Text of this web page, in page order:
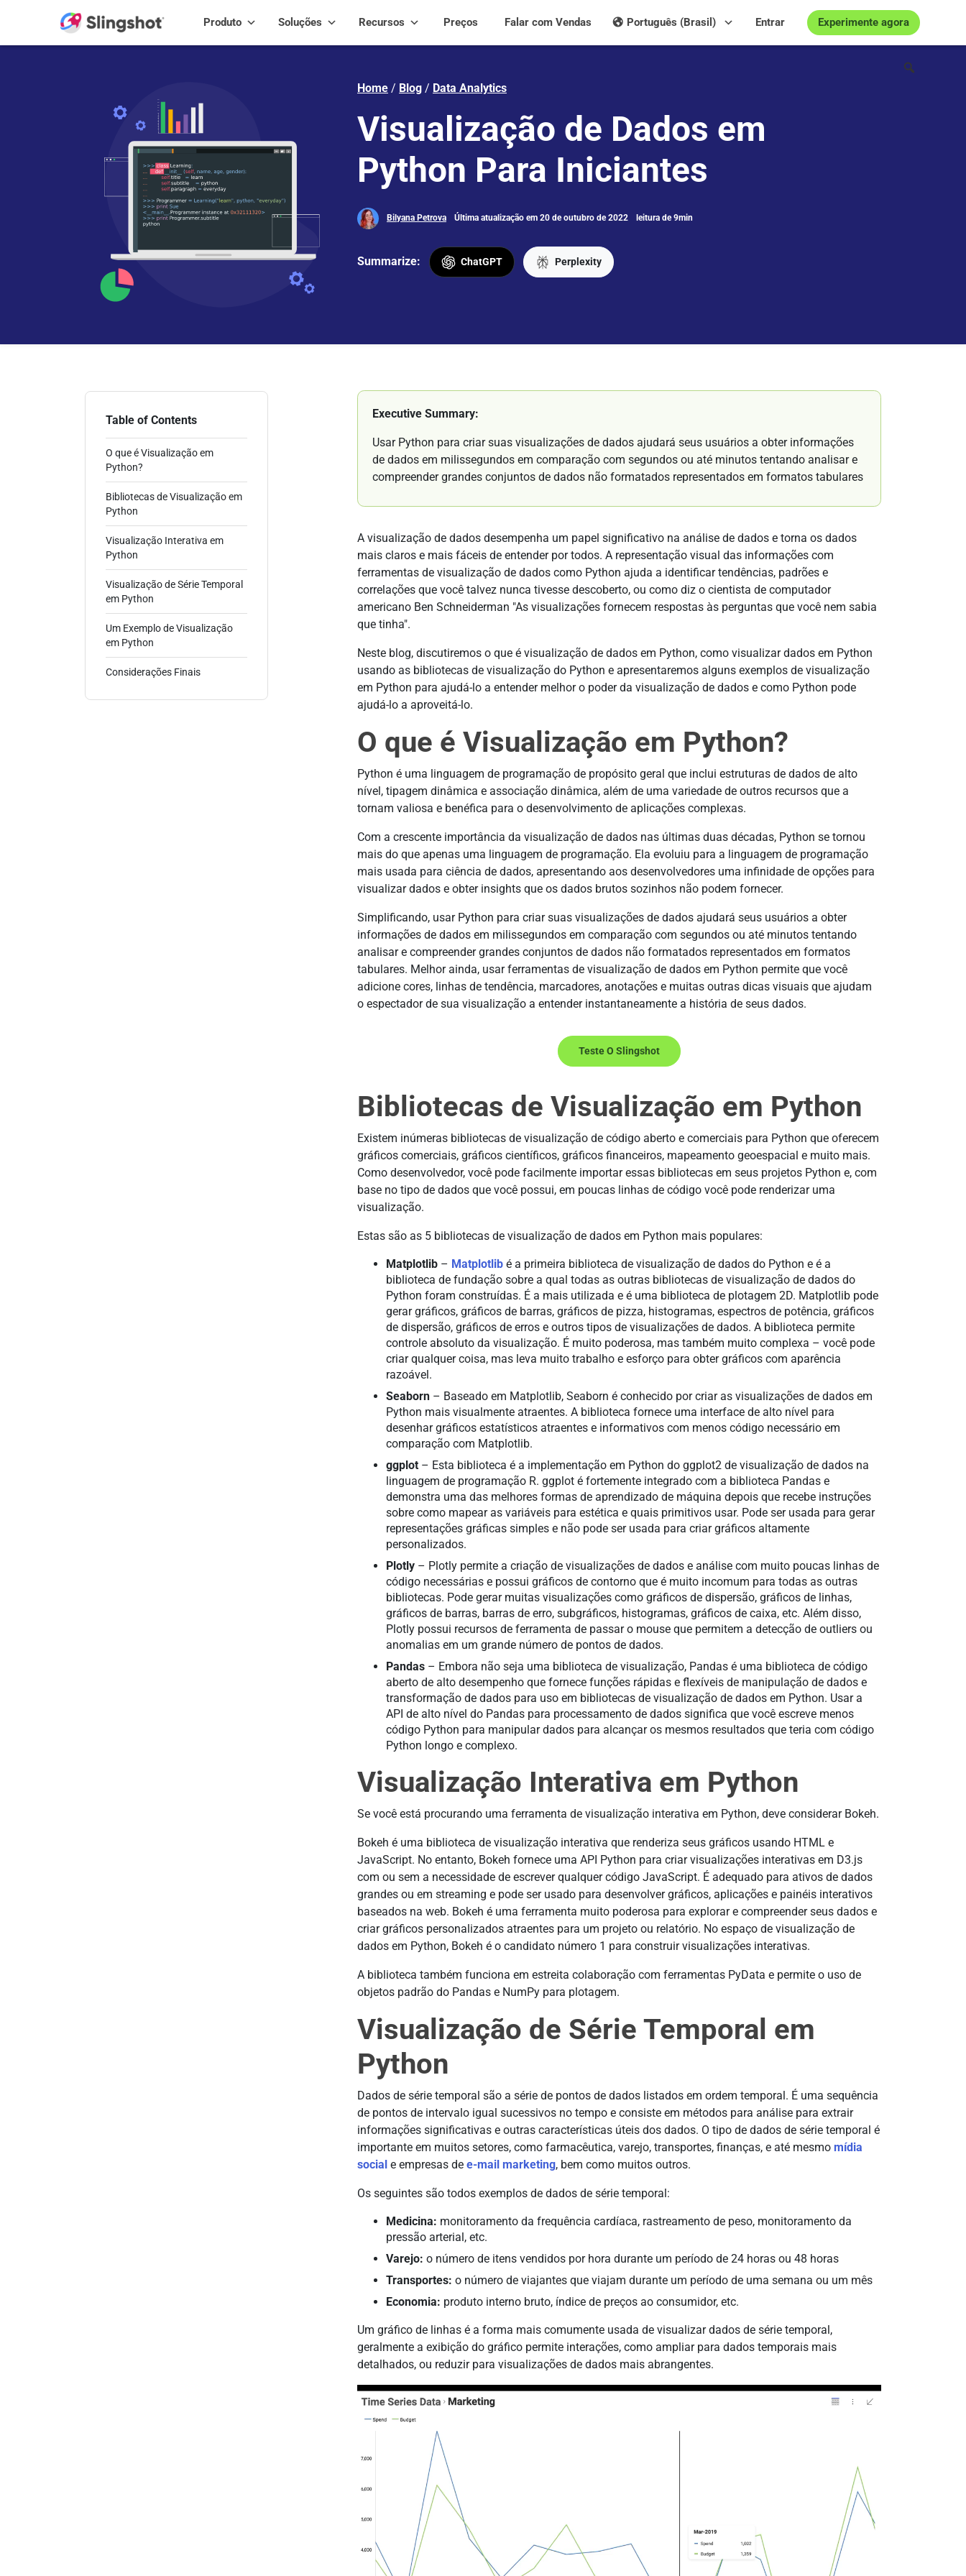
Produto Soluções Recursos Preços Experimente agora
Entrar
Português (Brasil)
Falar com Vendas
Home / Blog / Data Analytics
Visualização de Dados em
Python Para Iniciantes
Bilyana Petrova Última atualização em 20 de outubro de 2022 leitura de 9min
Summarize: ChatGPT Perplexity
Table of Contents
O que é Visualização em
Python?
Bibliotecas de Visualização em
Python
Visualização Interativa em
Python
Visualização de Série Temporal
em Python
Um Exemplo de Visualização
em Python
Considerações Finais
Executive Summary:
Usar Python para criar suas visualizações de dados ajudará seus usuários a obter informações
de dados em milissegundos em comparação com segundos ou até minutos tentando analisar e
compreender grandes conjuntos de dados não formatados representados em formatos tabulares
A visualização de dados desempenha um papel significativo na análise de dados e torna os dados
mais claros e mais fáceis de entender por todos. A representação visual das informações com
ferramentas de visualização de dados como Python ajuda a identificar tendências, padrões e
correlações que você talvez nunca tivesse descoberto, ou como diz o cientista de computador
americano Ben Schneiderman "As visualizações fornecem respostas às perguntas que você nem sabia
que tinha".
Neste blog, discutiremos o que é visualização de dados em Python, como visualizar dados em Python
usando as bibliotecas de visualização do Python e apresentaremos alguns exemplos de visualização
em Python para ajudá-lo a entender melhor o poder da visualização de dados e como Python pode
ajudá-lo a aproveitá-lo.
O que é Visualização em Python?
Python é uma linguagem de programação de propósito geral que inclui estruturas de dados de alto
nível, tipagem dinâmica e associação dinâmica, além de uma variedade de outros recursos que a
tornam valiosa e benéfica para o desenvolvimento de aplicações complexas.
Com a crescente importância da visualização de dados nas últimas duas décadas, Python se tornou
mais do que apenas uma linguagem de programação. Ela evoluiu para a linguagem de programação
mais usada para ciência de dados, apresentando aos desenvolvedores uma infinidade de opções para
visualizar dados e obter insights que os dados brutos sozinhos não podem fornecer.
Simplificando, usar Python para criar suas visualizações de dados ajudará seus usuários a obter
informações de dados em milissegundos em comparação com segundos ou até minutos tentando
analisar e compreender grandes conjuntos de dados não formatados representados em formatos
tabulares. Melhor ainda, usar ferramentas de visualização de dados em Python permite que você
adicione cores, linhas de tendência, marcadores, anotações e muitas outras dicas visuais que ajudam
o espectador de sua visualização a entender instantaneamente a história de seus dados.
Teste O Slingshot
Bibliotecas de Visualização em Python
Existem inúmeras bibliotecas de visualização de código aberto e comerciais para Python que oferecem
gráficos comerciais, gráficos científicos, gráficos financeiros, mapeamento geoespacial e muito mais.
Como desenvolvedor, você pode facilmente importar essas bibliotecas em seus projetos Python e, com
base no tipo de dados que você possui, em poucas linhas de código você pode renderizar uma
visualização.
Estas são as 5 bibliotecas de visualização de dados em Python mais populares:
Matplotlib – Matplotlib é a primeira biblioteca de visualização de dados do Python e é a
biblioteca de fundação sobre a qual todas as outras bibliotecas de visualização de dados do
Python foram construídas. É a mais utilizada e é uma biblioteca de plotagem 2D. Matplotlib pode
gerar gráficos, gráficos de barras, gráficos de pizza, histogramas, espectros de potência, gráficos
de dispersão, gráficos de erros e outros tipos de visualizações de dados. A biblioteca permite
controle absoluto da visualização. É muito poderosa, mas também muito complexa – você pode
criar qualquer coisa, mas leva muito trabalho e esforço para obter gráficos com aparência
razoável.
Seaborn – Baseado em Matplotlib, Seaborn é conhecido por criar as visualizações de dados em
Python mais visualmente atraentes. A biblioteca fornece uma interface de alto nível para
desenhar gráficos estatísticos atraentes e informativos com menos código necessário em
comparação com Matplotlib.
ggplot – Esta biblioteca é a implementação em Python do ggplot2 de visualização de dados na
linguagem de programação R. ggplot é fortemente integrado com a biblioteca Pandas e
demonstra uma das melhores formas de aprendizado de máquina depois que recebe instruções
sobre como mapear as variáveis para estética e quais primitivos usar. Pode ser usada para gerar
representações gráficas simples e não pode ser usada para criar gráficos altamente
personalizados.
Plotly – Plotly permite a criação de visualizações de dados e análise com muito poucas linhas de
código necessárias e possui gráficos de contorno que é muito incomum para todas as outras
bibliotecas. Pode gerar muitas visualizações como gráficos de dispersão, gráficos de linhas,
gráficos de barras, barras de erro, subgráficos, histogramas, gráficos de caixa, etc. Além disso,
Plotly possui recursos de ferramenta de passar o mouse que permitem a detecção de outliers ou
anomalias em um grande número de pontos de dados.
Pandas – Embora não seja uma biblioteca de visualização, Pandas é uma biblioteca de código
aberto de alto desempenho que fornece funções rápidas e flexíveis de manipulação de dados e
transformação de dados para uso em bibliotecas de visualização de dados em Python. Usar a
API de alto nível do Pandas para processamento de dados significa que você escreve menos
código Python para manipular dados para alcançar os mesmos resultados que teria com código
Python longo e complexo.
Visualização Interativa em Python
Se você está procurando uma ferramenta de visualização interativa em Python, deve considerar Bokeh.
Bokeh é uma biblioteca de visualização interativa que renderiza seus gráficos usando HTML e
JavaScript. No entanto, Bokeh fornece uma API Python para criar visualizações interativas em D3.js
com ou sem a necessidade de escrever qualquer código JavaScript. É adequado para ativos de dados
grandes ou em streaming e pode ser usado para desenvolver gráficos, aplicações e painéis interativos
baseados na web. Bokeh é uma ferramenta muito poderosa para explorar e compreender seus dados e
criar gráficos personalizados atraentes para um projeto ou relatório. No espaço de visualização de
dados em Python, Bokeh é o candidato número 1 para construir visualizações interativas.
A biblioteca também funciona em estreita colaboração com ferramentas PyData e permite o uso de
objetos padrão do Pandas e NumPy para plotagem.
Visualização de Série Temporal em
Python
Dados de série temporal são a série de pontos de dados listados em ordem temporal. É uma sequência
de pontos de intervalo igual sucessivos no tempo e consiste em métodos para análise para extrair
informações significativas e outras características úteis dos dados. O tipo de dados de série temporal é
importante em muitos setores, como farmacêutica, varejo, transportes, finanças, e até mesmomídia
social e empresas dee-mail marketing, bem como muitos outros.
Os seguintes são todos exemplos de dados de série temporal:
Medicina: monitoramento da frequência cardíaca, rastreamento de peso, monitoramento da
pressão arterial, etc.
Varejo: o número de itens vendidos por hora durante um período de 24 horas ou 48 horas
Transportes: o número de viajantes que viajam durante um período de uma semana ou um mês
Economia: produto interno bruto, índice de preços ao consumidor, etc.
Um gráfico de linhas é a forma mais comumente usada de visualizar dados de série temporal,
geralmente a exibição do gráfico permite interações, como ampliar para dados temporais mais
detalhados, ou reduzir para visualizações de dados mais abrangentes.